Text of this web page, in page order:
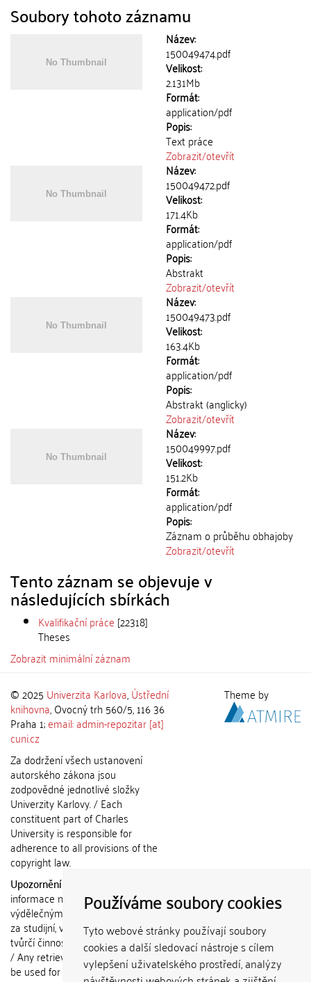
Používáme soubory cookies
Tyto webové stránky používají soubory
cookies a další sledovací nástroje s cílem
vylepšení uživatelského prostředí, analýzy
Soubory tohoto záznamu
Název:
150049474.pdf
Velikost:
2.131Mb
Formát:
application/pdf
Popis:
Text práce
Zobrazit/otevřít
Název:
150049472.pdf
Velikost:
171.4Kb
Formát:
application/pdf
Popis:
Abstrakt
Zobrazit/otevřít
Název:
150049473.pdf
Velikost:
163.4Kb
Formát:
application/pdf
Popis:
Abstrakt (anglicky)
Zobrazit/otevřít
Název:
150049997.pdf
Velikost:
151.2Kb
Formát:
application/pdf
Popis:
Záznam o průběhu obhajoby
Zobrazit/otevřít
Tento záznam se objevuje v
následujících sbírkách
Kvalifikační práce [22318]
Theses
Zobrazit minimální záznam
© 2025 Univerzita Karlova,Ústřední
knihovna, Ovocný trh 560/5, 116 36
Praha 1;email: admin-repozitar [at]
cuni.cz
Za dodržení všech ustanovení
autorského zákona jsou
zodpovědné jednotlivé složky
Univerzity Karlovy. / Each
constituent part of Charles
University is responsible for
adherence to all provisions of the
copyright law.
Upozornění / Notice:
informace nemohou být použity k
výdělečným účelům nebo vydávány
za studijní, vědeckou nebo jinou
tvůrčí činnost jiné osoby než autora.
/ Any retrieved information shall not
be used for any commercial
Theme by